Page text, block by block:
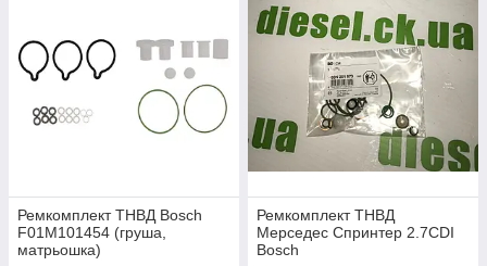
Ремкомплект ТНВД Bosch
F01M101454 (груша,
матрьошка)
Ремкомплект ТНВД
Мерседес Спринтер 2.7CDI
Bosch